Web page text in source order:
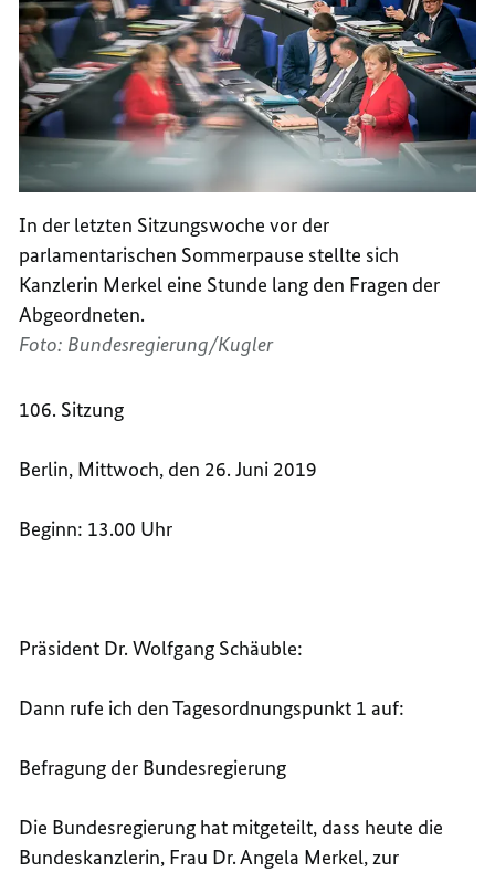
In der letzten Sitzungswoche vor der
parlamentarischen Sommerpause stellte sich
Kanzlerin Merkel eine Stunde lang den Fragen der
Abgeordneten.
Foto: Bundesregierung/Kugler
106. Sitzung
Berlin, Mittwoch, den 26. Juni 2019
Beginn: 13.00 Uhr
Präsident Dr. Wolfgang Schäuble:
Dann rufe ich den Tagesordnungspunkt 1 auf:
Befragung der Bundesregierung
Die Bundesregierung hat mitgeteilt, dass heute die
Bundeskanzlerin, Frau Dr. Angela Merkel, zur